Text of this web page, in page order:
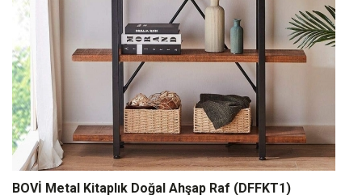
BOVİ Metal Kitaplık Doğal Ahşap Raf (DFFKT1)